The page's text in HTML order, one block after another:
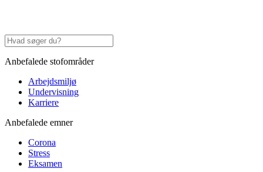
Anbefalede stofområder
Arbejdsmiljø
Undervisning
Karriere
Anbefalede emner
Corona
Stress
Eksamen